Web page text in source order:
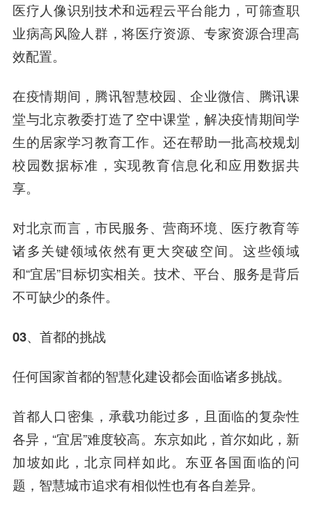
医疗人像识别技术和远程云平台能力，可筛查职
业病高风险人群，将医疗资源、专家资源合理高
效配置。
在疫情期间，腾讯智慧校园、企业微信、腾讯课
堂与北京教委打造了空中课堂，解决疫情期间学
生的居家学习教育工作。还在帮助一批高校规划
校园数据标准，实现教育信息化和应用数据共
享。
对北京而言，市民服务、营商环境、医疗教育等
诸多关键领域依然有更大突破空间。这些领域
和“宜居”目标切实相关。技术、平台、服务是背后
不可缺少的条件。
03、 首都的挑战
任何国家首都的智慧化建设都会面临诸多挑战。
首都人口密集，承载功能过多，且面临的复杂性
各异，“宜居”难度较高。东京如此，首尔如此，新
加坡如此，北京同样如此。东亚各国面临的问
题，智慧城市追求有相似性也有各自差异。